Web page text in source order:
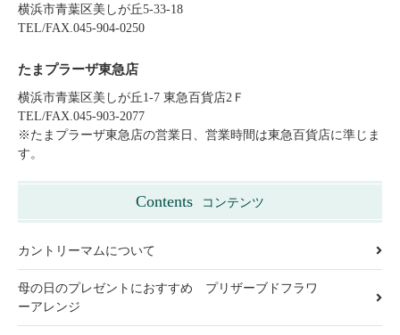
横浜市青葉区美しが丘5-33-18
TEL/FAX.045-904-0250
たまプラーザ東急店
横浜市青葉区美しが丘1-7 東急百貨店2Ｆ
TEL/FAX.045-903-2077
※たまプラーザ東急店の営業日、営業時間は東急百貨店に準じま
す。
Contents コンテンツ
カントリーマムについて
母の日のプレゼントにおすすめ プリザーブドフラワ
ーアレンジ